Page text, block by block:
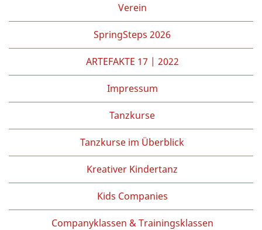
Kontakt
Verein
SpringSteps 2026
ARTEFAKTE 17 | 2022
Impressum
Tanzkurse
Tanzkurse im Überblick
Kreativer Kindertanz
Kids Companies
Companyklassen & Trainingsklassen